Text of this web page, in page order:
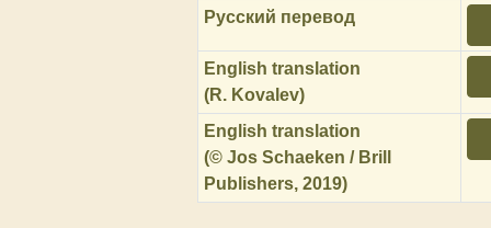
Русский перевод
English translation
(R. Kovalev)
English translation
(© Jos Schaeken / Brill
Publishers, 2019)